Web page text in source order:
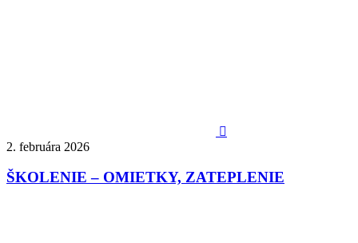

2. februára 2026
ŠKOLENIE – OMIETKY, ZATEPLENIE